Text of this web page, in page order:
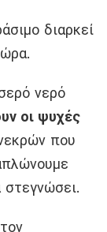
διαρκεί
νερό
οι ψυχές
που